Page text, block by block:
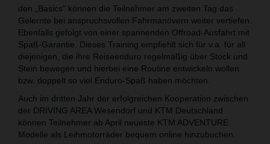
den „Basics“ können die Teilnehmer am zweiten Tag das
Gelernte bei anspruchsvollen Fahrmanövern weiter vertiefen.
Ebenfalls gefolgt von einer spannenden Offroad-Ausfahrt mit
Spaß-Garantie. Dieses Training empfiehlt sich für v.a. für all
diejenigen, die ihre Reiseenduro regelmäßig über Stock und
Stein bewegen und hierbei eine Routine entwickeln wollen
bzw. doppelt so viel Enduro-Spaß haben möchten.
Auch im dritten Jahr der erfolgreichen Kooperation zwischen
der DRIVING AREA Wesendorf und KTM Deutschland
können Teilnehmer ab April neueste KTM ADVENTURE
Modelle als Leihmotorräder bequem online hinzubuchen.